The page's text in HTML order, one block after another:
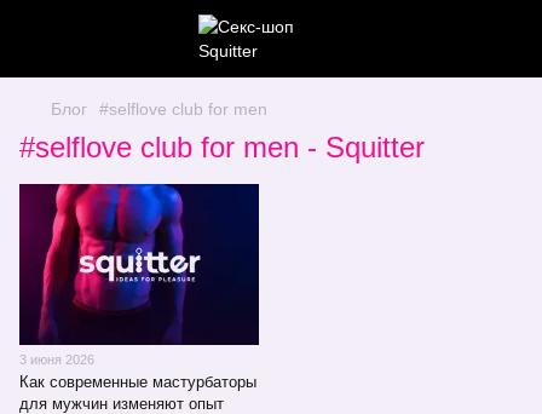
Блог #selflove club for men
#selflove club for men - Squitter
3 июня 2026
Как современные мастурбаторы
для мужчин изменяют опыт